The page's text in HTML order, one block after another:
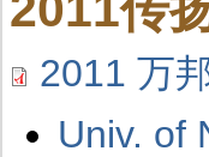
2011 万
Univ. of